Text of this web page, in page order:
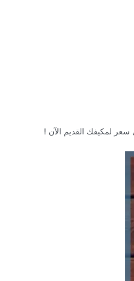
لمكيفك القديم الآن !